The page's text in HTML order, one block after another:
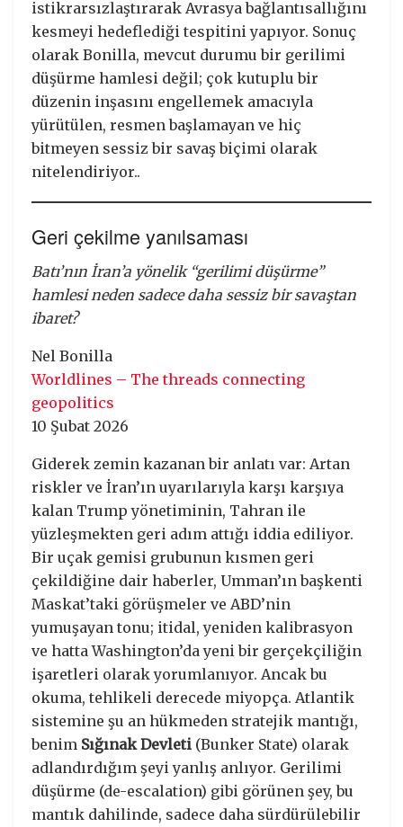
istikrarsızlaştırarak Avrasya bağlantısallığını
kesmeyi hedeflediği tespitini yapıyor. Sonuç
olarak Bonilla, mevcut durumu bir gerilimi
düşürme hamlesi değil; çok kutuplu bir
düzenin inşasını engellemek amacıyla
yürütülen, resmen başlamayan ve hiç
bitmeyen sessiz bir savaş biçimi olarak
nitelendiriyor..
Geri çekilme yanılsaması
Batı’nın İran’a yönelik “gerilimi düşürme”
hamlesi neden sadece daha sessiz bir savaştan
ibaret?
Nel Bonilla
Worldlines – The threads connecting
geopolitics
10 Şubat 2026
Giderek zemin kazanan bir anlatı var: Artan
riskler ve İran’ın uyarılarıyla karşı karşıya
kalan Trump yönetiminin, Tahran ile
yüzleşmekten geri adım attığı iddia ediliyor.
Bir uçak gemisi grubunun kısmen geri
çekildiğine dair haberler, Umman’ın başkenti
Maskat’taki görüşmeler ve ABD’nin
yumuşayan tonu; itidal, yeniden kalibrasyon
ve hatta Washington’da yeni bir gerçekçiliğin
işaretleri olarak yorumlanıyor. Ancak bu
okuma, tehlikeli derecede miyopça. Atlantik
sistemine şu an hükmeden stratejik mantığı,
benim Sığınak Devleti (Bunker State) olarak
adlandırdığım şeyi yanlış anlıyor. Gerilimi
düşürme (de-escalation) gibi görünen şey, bu
mantık dahilinde, sadece daha sürdürülebilir